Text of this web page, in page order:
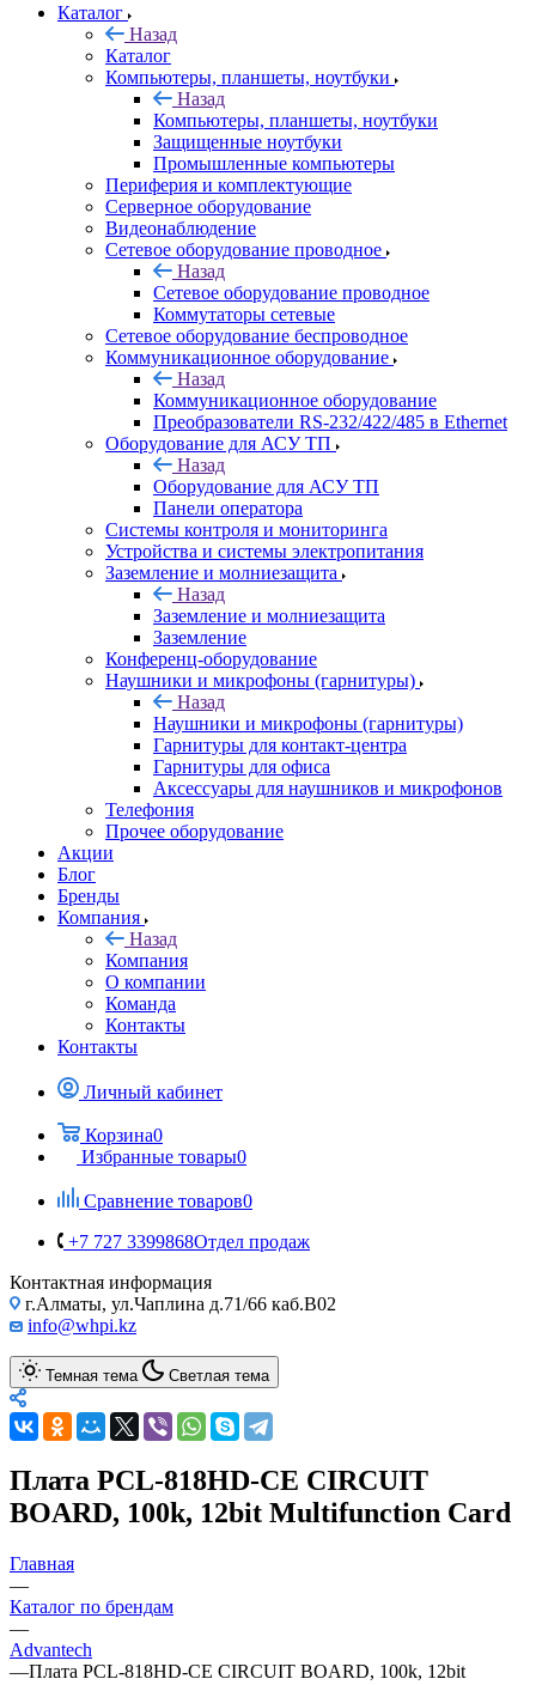
Каталог
Назад
Каталог
Компьютеры, планшеты, ноутбуки
Назад
Компьютеры, планшеты, ноутбуки
Защищенные ноутбуки
Промышленные компьютеры
Периферия и комплектующие
Серверное оборудование
Видеонаблюдение
Сетевое оборудование проводное
Назад
Сетевое оборудование проводное
Коммутаторы сетевые
Сетевое оборудование беспроводное
Коммуникационное оборудование
Назад
Коммуникационное оборудование
Преобразователи RS-232/422/485 в Ethernet
Оборудование для АСУ ТП
Назад
Оборудование для АСУ ТП
Панели оператора
Системы контроля и мониторинга
Устройства и системы электропитания
Заземление и молниезащита
Назад
Заземление и молниезащита
Заземление
Конференц-оборудование
Наушники и микрофоны (гарнитуры)
Назад
Наушники и микрофоны (гарнитуры)
Гарнитуры для контакт-центра
Гарнитуры для офиса
Аксессуары для наушников и микрофонов
Телефония
Прочее оборудование
Акции
Блог
Бренды
Компания
Назад
Компания
О компании
Команда
Контакты
Контакты
Личный кабинет
Корзина0
Избранные товары0
Сравнение товаров0
+7 727 3399868Отдел продаж
Контактная информация
г.Алматы, ул.Чаплина д.71/66 каб.B02
info@whpi.kz
Темная тема Светлая тема
Плата PCL-818HD-CE CIRCUIT
BOARD, 100k, 12bit Multifunction Card
Главная
—
Каталог по брендам
—
Advantech
—Плата PCL-818HD-CE CIRCUIT BOARD, 100k, 12bit